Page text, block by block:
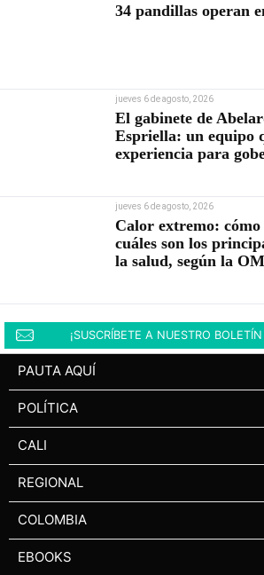
34 pandillas operan
jueves 6 de agosto, 2026
El gabinete de
Espriella: un equipo
experiencia para
jueves 6 de agosto, 2026
Calor extremo: cómo
cuáles son los
la salud, según la
¡SUSCRÍBETE A NUESTRO
PAUTA AQUÍ
POLÍTICA
CALI
REGIONAL
COLOMBIA
EBOOKS